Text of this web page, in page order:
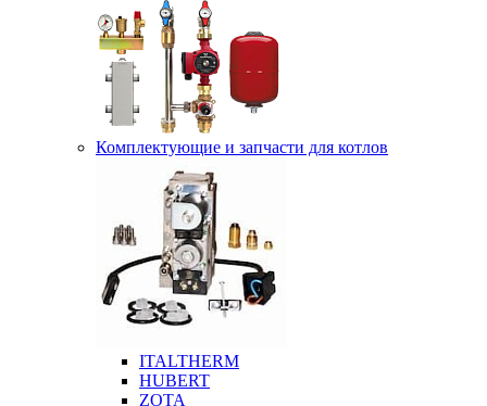
Комплектующие и запчасти для котлов
ITALTHERM
HUBERT
ZOTA